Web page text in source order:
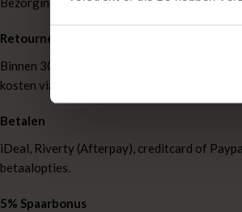
Retourneren
Binnen 30 dagen eenvoudig retourneren
kosten via PostNL. In de Bomont winkels
Betalen
iDeal, Riverty (Afterpay), creditcard of
betaalopties.
5% Spaarbonus